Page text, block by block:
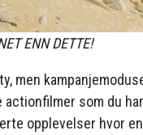
ENN DETTE!
men
som du
opplevelser hvor